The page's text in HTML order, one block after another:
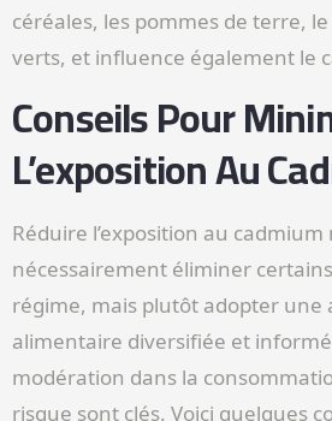
céréales, les pommes de terre,
verts, et influence également le
Conseils Pour
L’exposition Au
Réduire l’exposition au
nécessairement éliminer
régime, mais plutôt adopter une
alimentaire diversifiée et
modération dans la
risque sont clés. Voici quelques